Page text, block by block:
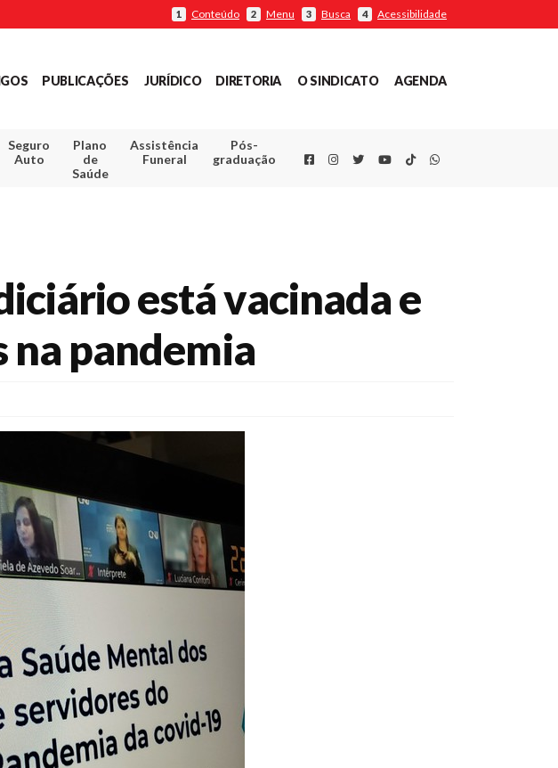
1 Conteúdo 2 Menu 3 Busca 4 Acessibilidade
PUBLICAÇÕES JURÍDICO DIRETORIA O SINDICATO AGENDA
Seguro
Auto
Plano
de
Saúde
Assistência
Funeral
Pós-
graduação
FacebookInstagram
TwitterYoutube
TikTokWhatsapp
está vacinada e
pandemia